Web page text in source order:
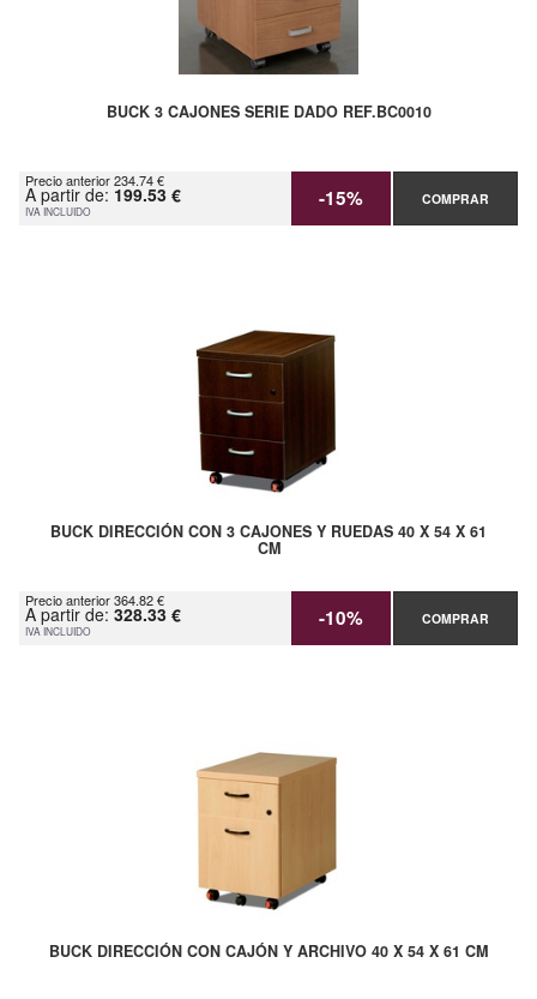
BUCK 3 CAJONES SERIE DADO REF.BC0010
Precio anterior 234.74 €
A partir de: 199.53 €
IVA INCLUIDO -15% COMPRAR
BUCK DIRECCIÓN CON 3 CAJONES Y RUEDAS 40 X 54 X 61
CM
Precio anterior 364.82 €
A partir de: 328.33 €
IVA INCLUIDO -10% COMPRAR
BUCK DIRECCIÓN CON CAJÓN Y ARCHIVO 40 X 54 X 61 CM